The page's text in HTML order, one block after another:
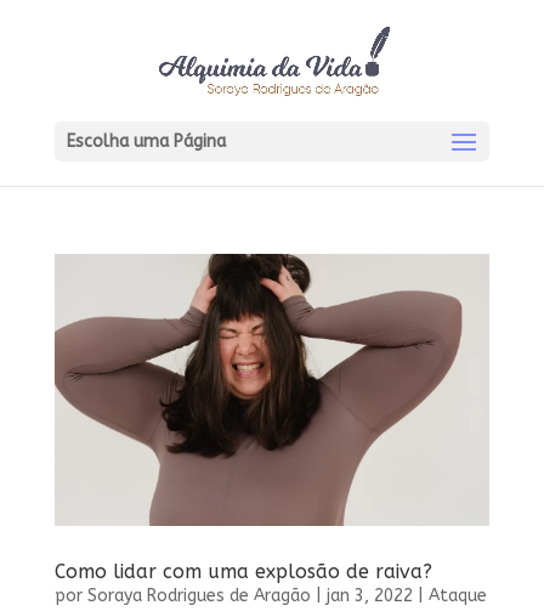
Escolha uma Página
Como lidar com uma explosão de raiva?
por Soraya Rodrigues de Aragão jan 3, 2022
Ataque